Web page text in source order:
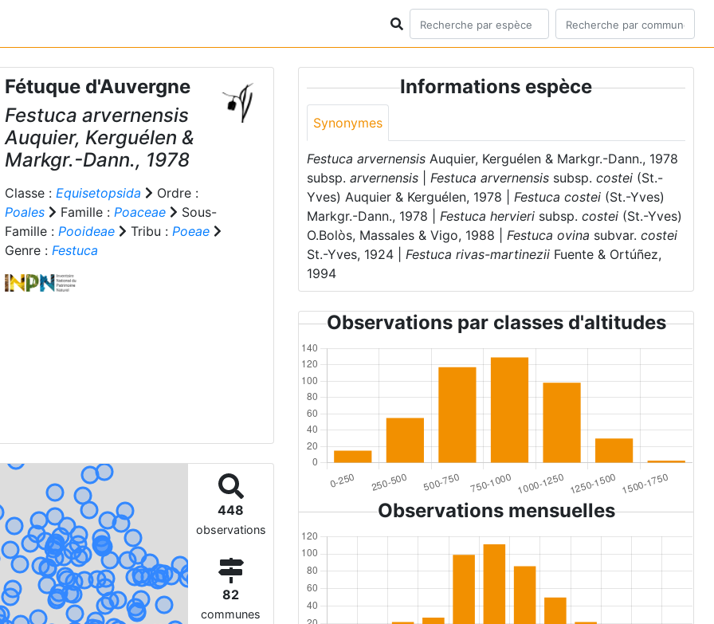
Fétuque d'Auvergne
Festuca arvernensis
Auquier, Kerguélen &
Markgr.-Dann., 1978
Classe : Equisetopsida
Ordre :
Poales
Famille : Poaceae
Sous-
Famille : Pooideae Tribu : Poeae
Genre : Festuca
448
observations
82
communes
Informations espèce
Synonymes
Festuca arvernensisAuquier, Kerguélen & Markgr.-Dann., 1978
subsp. arvernensis |Festuca arvernensis subsp. costei (St.-
Yves) Auquier & Kerguélen, 1978 |Festuca costei (St.-Yves)
Markgr.-Dann., 1978 |Festuca hervieri subsp. costei (St.-Yves)
O.Bolòs, Massales & Vigo, 1988 |Festuca ovina subvar. costei
St.-Yves, 1924 |Festuca rivas-martinezii Fuente & Ortúñez,
1994
Observations par classes d'altitudes
Observations mensuelles